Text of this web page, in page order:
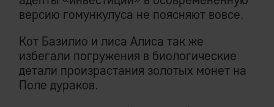
версию гомункулуса не поясняют вовсе.
Кот Базилио и лиса Алиса так же
избегали погружения в биологические
детали произрастания золотых монет на
Поле дураков.